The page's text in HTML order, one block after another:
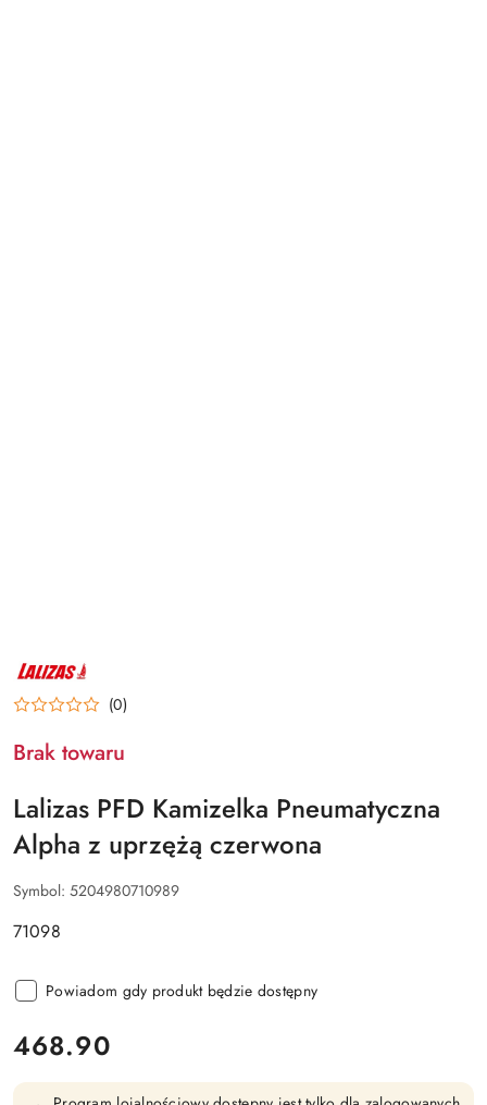
NAZWA
PRODUCENTA:
LALIZAS (0)
Brak towaru
Lalizas PFD Kamizelka Pneumatyczna
Alpha z uprzężą czerwona
Symbol: 5204980710989
71098
Powiadom gdy produkt będzie dostępny
cena:
468.90